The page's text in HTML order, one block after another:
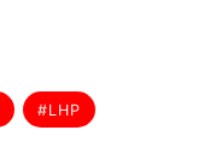
#LHP